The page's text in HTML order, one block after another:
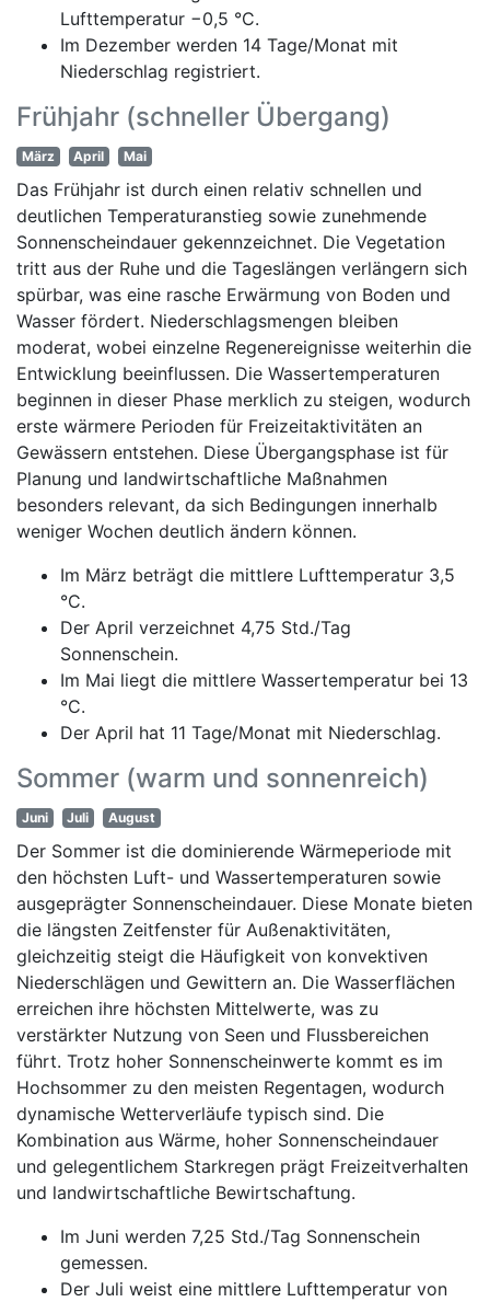
Lufttemperatur −0,5 °C.
Im Dezember werden 14 Tage/Monat mit
Niederschlag registriert.
Frühjahr (schneller Übergang)
März April Mai
Das Frühjahr ist durch einen relativ schnellen und
deutlichen Temperaturanstieg sowie zunehmende
Sonnenscheindauer gekennzeichnet. Die Vegetation
tritt aus der Ruhe und die Tageslängen verlängern sich
spürbar, was eine rasche Erwärmung von Boden und
Wasser fördert. Niederschlagsmengen bleiben
moderat, wobei einzelne Regenereignisse weiterhin die
Entwicklung beeinflussen. Die Wassertemperaturen
beginnen in dieser Phase merklich zu steigen, wodurch
erste wärmere Perioden für Freizeitaktivitäten an
Gewässern entstehen. Diese Übergangsphase ist für
Planung und landwirtschaftliche Maßnahmen
besonders relevant, da sich Bedingungen innerhalb
weniger Wochen deutlich ändern können.
Im März beträgt die mittlere Lufttemperatur 3,5
°C.
Der April verzeichnet 4,75 Std./Tag
Sonnenschein.
Im Mai liegt die mittlere Wassertemperatur bei 13
°C.
Der April hat 11 Tage/Monat mit Niederschlag.
Sommer (warm und sonnenreich)
Juni Juli August
Der Sommer ist die dominierende Wärmeperiode mit
den höchsten Luft- und Wassertemperaturen sowie
ausgeprägter Sonnenscheindauer. Diese Monate bieten
die längsten Zeitfenster für Außenaktivitäten,
gleichzeitig steigt die Häufigkeit von konvektiven
Niederschlägen und Gewittern an. Die Wasserflächen
erreichen ihre höchsten Mittelwerte, was zu
verstärkter Nutzung von Seen und Flussbereichen
führt. Trotz hoher Sonnenscheinwerte kommt es im
Hochsommer zu den meisten Regentagen, wodurch
dynamische Wetterverläufe typisch sind. Die
Kombination aus Wärme, hoher Sonnenscheindauer
und gelegentlichem Starkregen prägt Freizeitverhalten
und landwirtschaftliche Bewirtschaftung.
Im Juni werden 7,25 Std./Tag Sonnenschein
gemessen.
Der Juli weist eine mittlere Lufttemperatur von